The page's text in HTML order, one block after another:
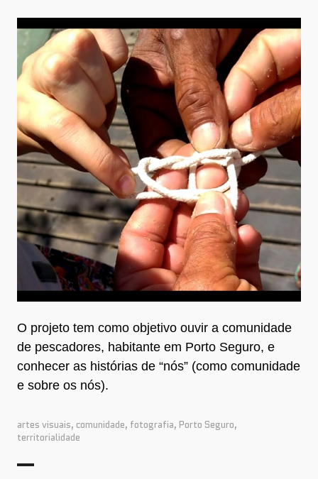
O projeto tem como objetivo ouvir a comunidade
de pescadores, habitante em Porto Seguro, e
conhecer as histórias de “nós” (como comunidade
e sobre os nós).
artes visuais, comunidade, fotografia, Porto Seguro,
territorialidade